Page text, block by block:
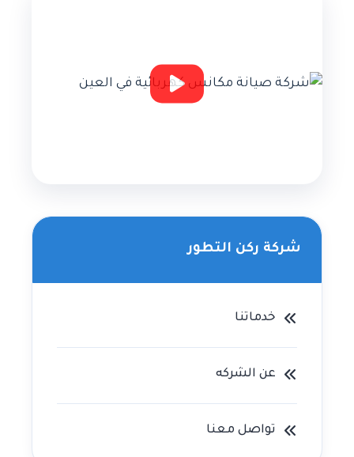
شركة ركن التطور
خدماتنا
عن الشركه
تواصل معنا